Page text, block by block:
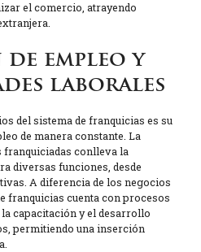
el comercio, atrayendo
empleo y
laborales
del sistema de franquicias es su
de manera constante. La
franquiciadas conlleva la
diversas funciones, desde
A diferencia de los negocios
franquicias cuenta con procesos
capacitación y el desarrollo
permitiendo una inserción